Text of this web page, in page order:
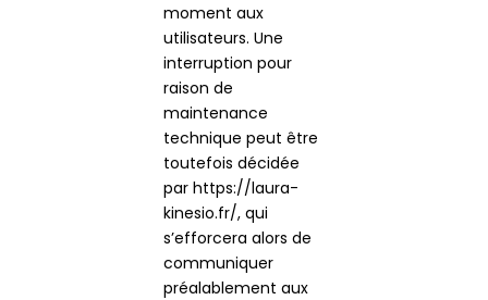
moment aux
utilisateurs. Une
interruption pour
raison de
maintenance
technique peut être
toutefois décidée
par https://laura-
kinesio.fr/, qui
s’efforcera alors de
communiquer
préalablement aux